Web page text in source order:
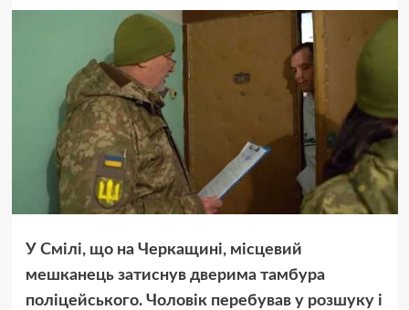
У Смілі, що на Черкащині, місцевий
мешканець затиснув дверима тамбура
поліцейського. Чоловік перебував у розшуку і